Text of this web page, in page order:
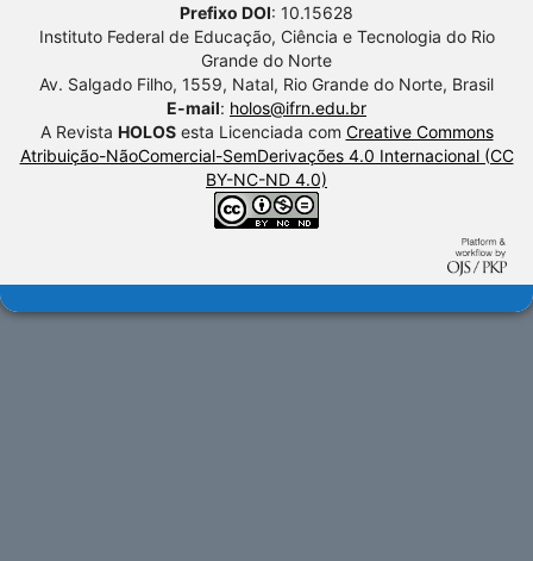
Prefixo DOI: 10.15628
Instituto Federal de Educação, Ciência e Tecnologia do Rio
Grande do Norte
Av. Salgado Filho, 1559, Natal, Rio Grande do Norte, Brasil
E-mail: holos@ifrn.edu.br
A Revista HOLOSesta Licenciada com Creative Commons
Atribuição-NãoComercial-SemDerivações 4.0 Internacional (CC
BY-NC-ND 4.0)